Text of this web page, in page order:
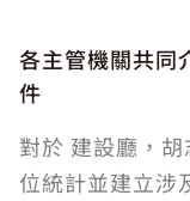
各主管機關共同
件
對於 建設廳，
位統計並建立涉